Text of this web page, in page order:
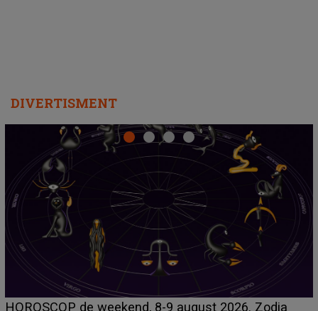
DIVERTISMENT
Emanuel a ținut ACEST DETALIU ASCUNS până